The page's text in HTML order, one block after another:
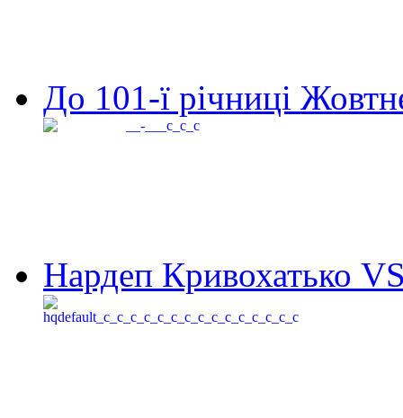
До 101-ї річниці
Нардеп Кривохатько